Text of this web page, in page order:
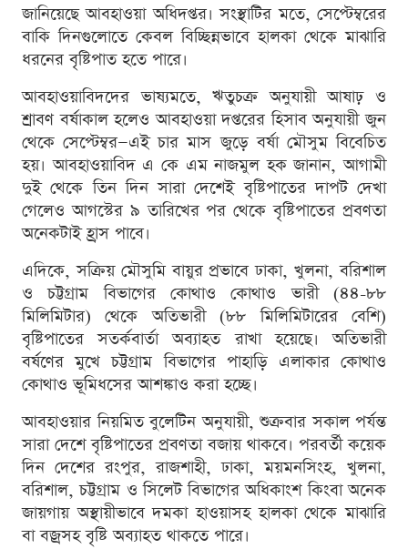
জানিয়েছে আবহাওয়া অধিদপ্তর। সংস্থাটির মতে, সেপ্টেম্বরের
বাকি দিনগুলোতে কেবল বিচ্ছিন্নভাবে হালকা থেকে মাঝারি
ধরনের বৃষ্টিপাত হতে পারে।
আবহাওয়াবিদদের ভাষ্যমতে, ঋতুচক্র অনুযায়ী আষাঢ় ও
শ্রাবণ বর্ষাকাল হলেও আবহাওয়া দপ্তরের হিসাব অনুযায়ী জুন
থেকে সেপ্টেম্বর—এই চার মাস জুড়ে বর্ষা মৌসুম বিবেচিত
হয়। আবহাওয়াবিদ এ কে এম নাজমুল হক জানান, আগামী
দুই থেকে তিন দিন সারা দেশেই বৃষ্টিপাতের দাপট দেখা
গেলেও আগস্টের ৯ তারিখের পর থেকে বৃষ্টিপাতের প্রবণতা
অনেকটাই হ্রাস পাবে।
এদিকে, সক্রিয় মৌসুমি বায়ুর প্রভাবে ঢাকা, খুলনা, বরিশাল
ও চট্টগ্রাম বিভাগের কোথাও কোথাও ভারী (৪৪-৮৮
মিলিমিটার) থেকে অতিভারী (৮৮ মিলিমিটারের বেশি)
বৃষ্টিপাতের সতর্কবার্তা অব্যাহত রাখা হয়েছে। অতিভারী
বর্ষণের মুখে চট্টগ্রাম বিভাগের পাহাড়ি এলাকার কোথাও
কোথাও ভূমিধসের আশঙ্কাও করা হচ্ছে।
আবহাওয়ার নিয়মিত বুলেটিন অনুযায়ী, শুক্রবার সকাল পর্যন্ত
সারা দেশে বৃষ্টিপাতের প্রবণতা বজায় থাকবে। পরবর্তী কয়েক
দিন দেশের রংপুর, রাজশাহী, ঢাকা, ময়মনসিংহ, খুলনা,
বরিশাল, চট্টগ্রাম ও সিলেট বিভাগের অধিকাংশ কিংবা অনেক
জায়গায় অস্থায়ীভাবে দমকা হাওয়াসহ হালকা থেকে মাঝারি
বা বজ্রসহ বৃষ্টি অব্যাহত থাকতে পারে।